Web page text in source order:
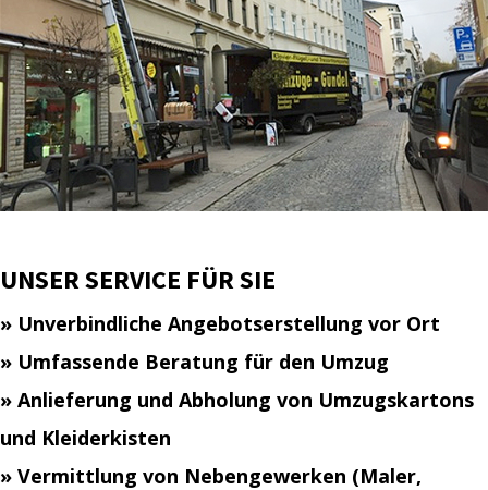
UNSER SERVICE FÜR SIE
» Unverbindliche Angebotserstellung vor Ort
» Umfassende Beratung für den Umzug
» Anlieferung und Abholung von Umzugskartons
und Kleiderkisten
» Vermittlung von Nebengewerken (Maler,